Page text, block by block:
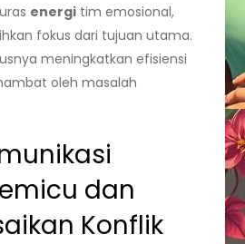
energi tim emosional,
fokus dari tujuan utama.
meningkatkan efisiensi
oleh masalah
dan
Konflik